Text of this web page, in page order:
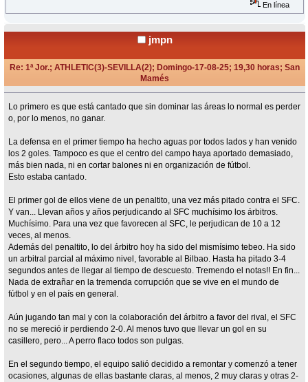
En línea
jmpn
Re: 1ª Jor.; ATHLETIC(3)-SEVILLA(2); Domingo-17-08-25; 19,30 horas; San
Mamés
Lo primero es que está cantado que sin dominar las áreas lo normal es perder
o, por lo menos, no ganar.
La defensa en el primer tiempo ha hecho aguas por todos lados y han venido
los 2 goles. Tampoco es que el centro del campo haya aportado demasiado,
más bien nada, ni en cortar balones ni en organización de fútbol.
Esto estaba cantado.
El primer gol de ellos viene de un penaltito, una vez más pitado contra el SFC.
Y van... Llevan años y años perjudicando al SFC muchísimo los árbitros.
Muchísimo. Para una vez que favorecen al SFC, le perjudican de 10 a 12
veces, al menos.
Además del penaltito, lo del árbitro hoy ha sido del mismísimo tebeo. Ha sido
un arbitral parcial al máximo nivel, favorable al Bilbao. Hasta ha pitado 3-4
segundos antes de llegar al tiempo de descuesto. Tremendo el notas!! En fin...
Nada de extrañar en la tremenda corrupción que se vive en el mundo de
fútbol y en el país en general.
Aún jugando tan mal y con la colaboración del árbitro a favor del rival, el SFC
no se mereció ir perdiendo 2-0. Al menos tuvo que llevar un gol en su
casillero, pero... A perro flaco todos son pulgas.
En el segundo tiempo, el equipo salió decidido a remontar y comenzó a tener
ocasiones, algunas de ellas bastante claras, al menos, 2 muy claras y otras 2-